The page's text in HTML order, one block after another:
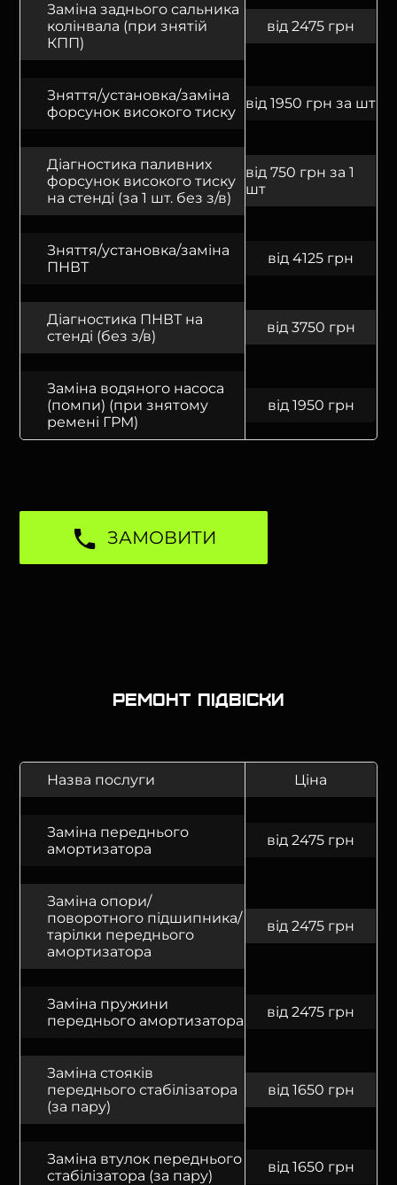
Заміна заднього сальника
колінвала (при знятій
КПП)
від 2475 грн
Зняття/установка/заміна
форсунок високого тиску
від 1950 грн за шт
Діагностика паливних
форсунок високого тиску
на стенді (за 1 шт. без з/в)
від 750 грн за 1
шт
Зняття/установка/заміна
ПНВТ
від 4125 грн
Діагностика ПНВТ на
стенді (без з/в)
від 3750 грн
Заміна водяного насоса
(помпи) (при знятому
ремені ГРМ)
від 1950 грн
ЗАМОВИТИ
Ремонт підвіски
Назва послуги Ціна
Заміна переднього
амортизатора
від 2475 грн
Заміна опори/
поворотного підшипника/
тарілки переднього
амортизатора
від 2475 грн
Заміна пружини
переднього амортизатора
від 2475 грн
Заміна стояків
переднього стабілізатора
(за пару)
від 1650 грн
Заміна втулок переднього
стабілізатора (за пару)
від 1650 грн